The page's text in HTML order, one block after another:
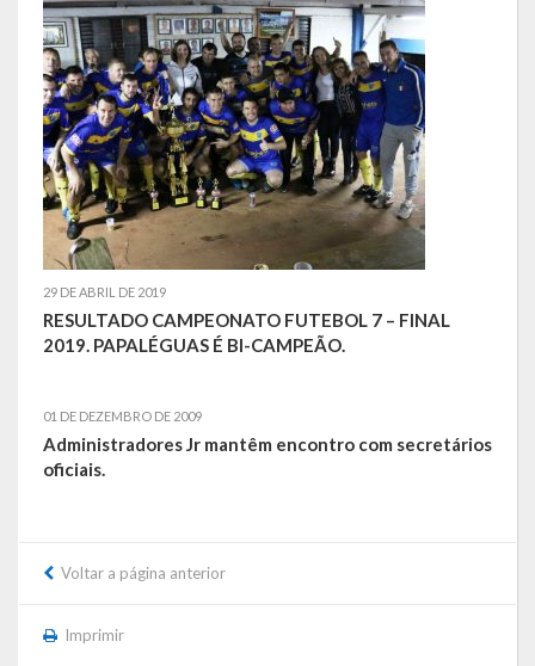
Portal da Transparência
Links Úteis
Emendas Parlament. EC 105 FNS
Emendas Parlamentares Federais
Convênios com o Estado
Emendas Parlamentares Estaduais
Fala Cidadão
Portal do Cidadão
Carta de Serviços ao Usuário
Lei de Acesso à Informação – LAI
Acesso a Informação – SIC
29 DE ABRIL DE 2019
RESULTADO CAMPEONATO FUTEBOL 7 – FINAL
2019. PAPALÉGUAS É BI-CAMPEÃO.
01 DE DEZEMBRO DE 2009
Administradores Jr mantêm encontro com secretários
oficiais.
Voltar a página anterior
Imprimir